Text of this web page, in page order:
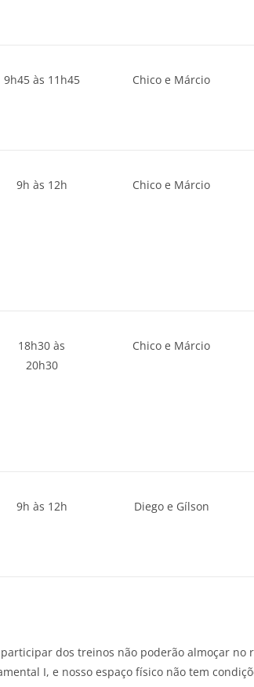
9h45 às 11h45 Chico e Márcio
9h às 12h Chico e Márcio
18h30 às
20h30
Chico e Márcio
9h às 12h Diego e Gílson
dos treinos não poderão almoçar
I, e nosso espaço físico não tem